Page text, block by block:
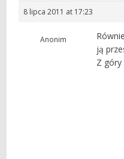
8 lipca 2011 at 17:23
Anonim
ją
Z góry